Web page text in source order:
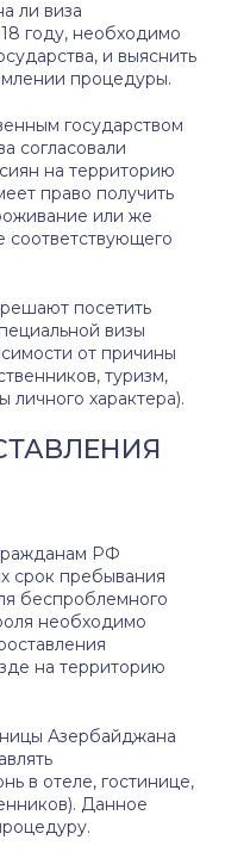
ли виза
году, необходимо
и выяснить
процедуры.
государством
согласовали
на территорию
право получить
или же
посетить
визы
от причины
туризм,
личного характера).
РФ
срок пребывания
беспроблемного
необходимо
на территорию
Азербайджана
в отеле, гостинице,
Данное